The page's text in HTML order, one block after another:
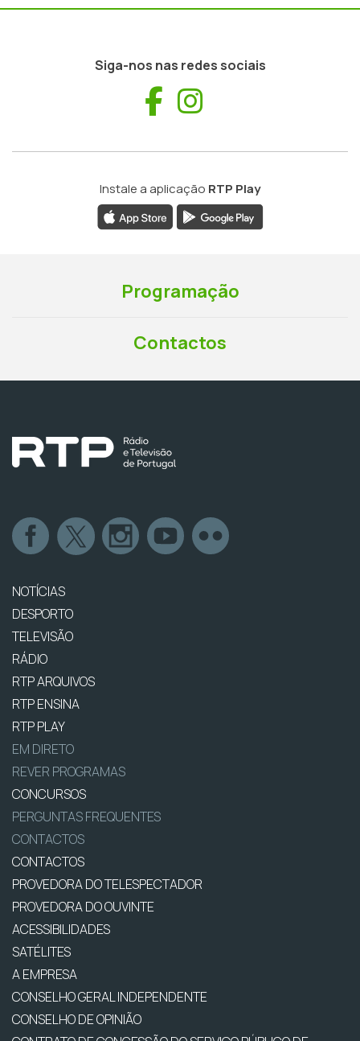
Siga-nos nas redes sociais
Facebook
Instale a aplicação RTP Play
Programação
Contactos
NOTÍCIAS
DESPORTO
TELEVISÃO
RÁDIO
RTP ARQUIVOS
RTP ENSINA
RTP PLAY
EM DIRETO
REVER PROGRAMAS
CONCURSOS
PERGUNTAS FREQUENTES
CONTACTOS
CONTACTOS
PROVEDORA DO TELESPECTADOR
PROVEDORA DO OUVINTE
ACESSIBILIDADES
SATÉLITES
A EMPRESA
CONSELHO GERAL INDEPENDENTE
CONSELHO DE OPINIÃO